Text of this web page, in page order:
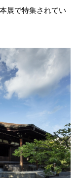
展で特集されてい